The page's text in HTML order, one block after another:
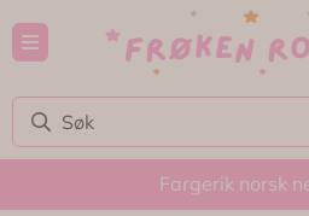
Hopp til innhold
Fargerik norsk